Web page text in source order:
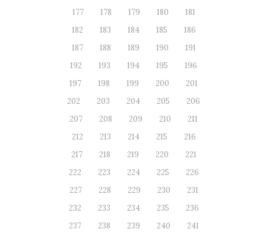
177
178 179 180
181
182
183 184 185
186
187
188 189 190
191
192
193 194 195
196
197
198 199 200
201
202
203 204 205
206
207
208 209 210
211
212
213 214 215
216
217
218 219 220
221
222
223 224 225
226
227
228 229 230
231
232
233 234 235
236
237
238 239 240
241